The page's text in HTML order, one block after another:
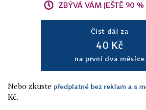
ZBÝVÁ VÁM JEŠTĚ 90 %
Číst dál za
40 Kč
na první dva měsíce
Nebo zkuste předplatné bez reklam a s
Kč.